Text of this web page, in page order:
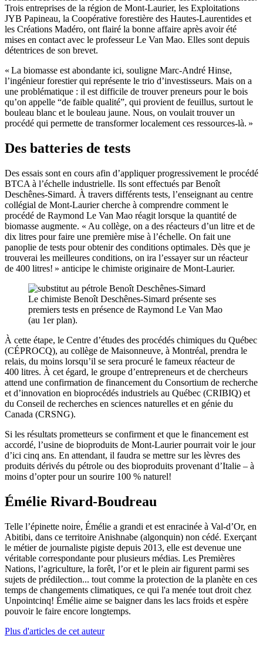
Trois entreprises de la région de Mont-Laurier, les Exploitations
JYB Papineau, la Coopérative forestière des Hautes-Laurentides et
les Créations Madéro, ont flairé la bonne affaire après avoir été
mises en contact avec le professeur Le Van Mao. Elles sont depuis
détentrices de son brevet.
« La biomasse est abondante ici, souligne Marc-André Hinse,
l’ingénieur forestier qui représente le trio d’investisseurs. Mais on a
une problématique : il est difficile de trouver preneurs pour le bois
qu’on appelle “de faible qualité”, qui provient de feuillus, surtout le
bouleau blanc et le bouleau jaune. Nous, on voulait trouver un
procédé qui permette de transformer localement ces ressources-là. »
Des batteries de tests
Des essais sont en cours afin d’appliquer progressivement le procédé
BTCA à l’échelle industrielle. Ils sont effectués par Benoît
Deschênes-Simard. À travers différents tests, l’enseignant au centre
collégial de Mont-Laurier cherche à comprendre comment le
procédé de Raymond Le Van Mao réagit lorsque la quantité de
biomasse augmente. « Au collège, on a des réacteurs d’un litre et de
dix litres pour faire une première mise à l’échelle. On fait une
panoplie de tests pour obtenir des conditions optimales. Dès que je
trouverai les meilleures conditions, on ira l’essayer sur un réacteur
de 400 litres! » anticipe le chimiste originaire de Mont-Laurier.
Le chimiste Benoît Deschênes-Simard présente ses
premiers tests en présence de Raymond Le Van Mao
(au 1er plan).
À cette étape, le Centre d’études des procédés chimiques du Québec
(CÉPROCQ), au collège de Maisonneuve, à Montréal, prendra le
relais, du moins lorsqu’il se sera procuré le fameux réacteur de
400 litres. À cet égard, le groupe d’entrepreneurs et de chercheurs
attend une confirmation de financement du Consortium de recherche
et d’innovation en bioprocédés industriels au Québec (CRIBIQ) et
du Conseil de recherches en sciences naturelles et en génie du
Canada (CRSNG).
Si les résultats prometteurs se confirment et que le financement est
accordé, l’usine de bioproduits de Mont-Laurier pourrait voir le jour
d’ici cinq ans. En attendant, il faudra se mettre sur les lèvres des
produits dérivés du pétrole ou des bioproduits provenant d’Italie – à
moins d’opter pour un sourire 100 % naturel!
Émélie Rivard-Boudreau
Telle l’épinette noire, Émélie a grandi et est enracinée à Val-d’Or, en
Abitibi, dans ce territoire Anishnabe (algonquin) non cédé. Exerçant
le métier de journaliste pigiste depuis 2013, elle est devenue une
véritable correspondante pour plusieurs médias. Les Premières
Nations, l’agriculture, la forêt, l’or et le plein air figurent parmi ses
sujets de prédilection... tout comme la protection de la planète en ces
temps de changements climatiques, ce qui l'a menée tout droit chez
Unpointcinq! Émélie aime se baigner dans les lacs froids et espère
pouvoir le faire encore longtemps.
Plus d'articles de cet auteur